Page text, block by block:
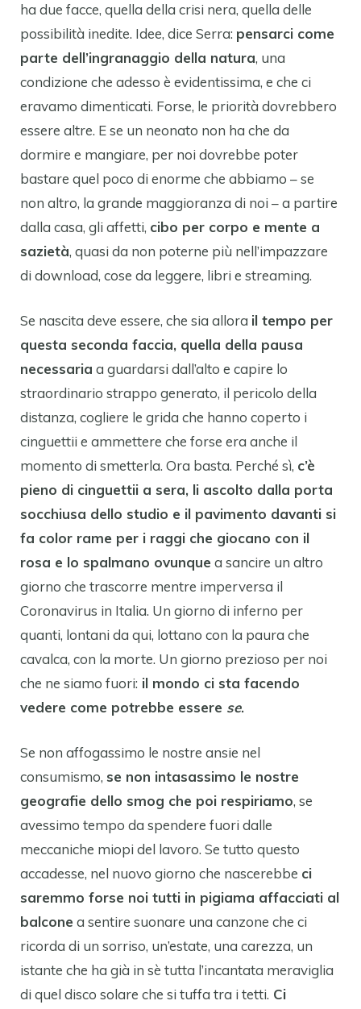
ha due facce, quella della crisi nera, quella delle
possibilità inedite. Idee, dice Serra: pensarci come
parte dell’ingranaggio della natura, una
condizione che adesso è evidentissima, e che ci
eravamo dimenticati. Forse, le priorità dovrebbero
essere altre. E se un neonato non ha che da
dormire e mangiare, per noi dovrebbe poter
bastare quel poco di enorme che abbiamo – se
non altro, la grande maggioranza di noi – a partire
dalla casa, gli affetti, cibo per corpo e mente a
sazietà, quasi da non poterne più nell’impazzare
di download, cose da leggere, libri e streaming.
Se nascita deve essere, che sia allora il tempo per
questa seconda faccia, quella della pausa
necessaria a guardarsi dall’alto e capire lo
straordinario strappo generato, il pericolo della
distanza, cogliere le grida che hanno coperto i
cinguettii e ammettere che forse era anche il
momento di smetterla. Ora basta. Perché sì, c’è
pieno di cinguettii a sera, li ascolto dalla porta
socchiusa dello studio e il pavimento davanti si
fa color rame per i raggi che giocano con il
rosa e lo spalmano ovunque a sancire un altro
giorno che trascorre mentre imperversa il
Coronavirus in Italia. Un giorno di inferno per
quanti, lontani da qui, lottano con la paura che
cavalca, con la morte. Un giorno prezioso per noi
che ne siamo fuori: il mondo ci sta facendo
vedere come potrebbe essere se.
Se non affogassimo le nostre ansie nel
consumismo, se non intasassimo le nostre
geografie dello smog che poi respiriamo, se
avessimo tempo da spendere fuori dalle
meccaniche miopi del lavoro. Se tutto questo
accadesse, nel nuovo giorno che nascerebbe ci
saremmo forse noi tutti in pigiama affacciati al
balcone a sentire suonare una canzone che ci
ricorda di un sorriso, un’estate, una carezza, un
istante che ha già in sè tutta l’incantata meraviglia
di quel disco solare che si tuffa tra i tetti. Ci